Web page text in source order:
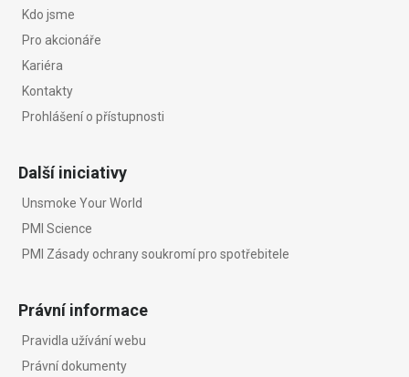
Kdo jsme
Pro akcionáře
Kariéra
Kontakty
Prohlášení o přístupnosti
Další iniciativy
Unsmoke Your World
PMI Science
PMI Zásady ochrany soukromí pro spotřebitele
Právní informace
Pravidla užívání webu
Právní dokumenty